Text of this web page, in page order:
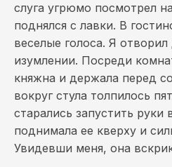
слуга угрюмо посмотрел
поднялся с лавки. В
веселые голоса. Я
изумлении. Посреди
княжна и держала перед
вокруг стула толпилось
старались запустить руки
поднимала ее кверху и
Увидевши меня, она